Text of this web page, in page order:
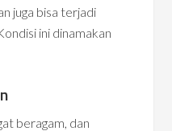
juga bisa terjadi
ini dinamakan
beragam, dan